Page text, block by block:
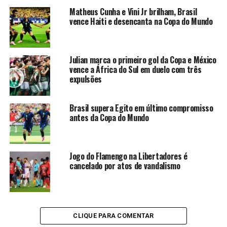
foram os visitantes. Aos 11 minutos Alex Silva avançou
pela direita com muita liberdade e cruzou rasteiro para
o meio da área, onde Pablo Dyego aproveitou apagão da
defesa do Tricolor e não perdoou.
ANÚNCIO
A equipe das Laranjeiras sentiu o resultado, e passou a
dar espaços ao adversário. Até que aos 16 minutos
Willian Bigode foi derrubado na grande área e o árbitro
do Vila Nova, Ganso cobrou com categoria para
Matheus Cunha e Vini Jr brilham, Brasil
vence Haiti e desencanta na Copa do Mundo
Julian marca o primeiro gol da Copa e México
vence a África do Sul em duelo com três
expulsões
Brasil supera Egito em último compromisso
antes da Copa do Mundo
Jogo do Flamengo na Libertadores é
cancelado por atos de vandalismo
CLIQUE PARA COMENTAR